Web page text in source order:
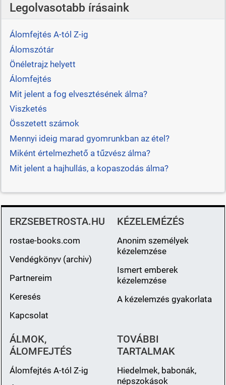
Legolvasotabb írásaink
Álomfejtés A-tól Z-ig
Álomszótár
Önéletrajz helyett
Álomfejtés
Mit jelent a fog elvesztésének álma?
Viszketés
Összetett számok
Mennyi ideig marad gyomrunkban az étel?
Miként értelmezhető a tűzvész álma?
Mit jelent a hajhullás, a kopaszodás álma?
ERZSEBETROSTA.HU
rostae-books.com
Vendégkönyv (archiv)
Partnereim
Keresés
Kapcsolat
KÉZELEMÉZÉS
Anonim személyek
kézelemzése
Ismert emberek
kézelemzése
A kézelemzés gyakorlata
ÁLMOK,
ÁLOMFEJTÉS
Álomfejtés A-tól Z-ig
TOVÁBBI
TARTALMAK
Hiedelmek, babonák,
népszokások